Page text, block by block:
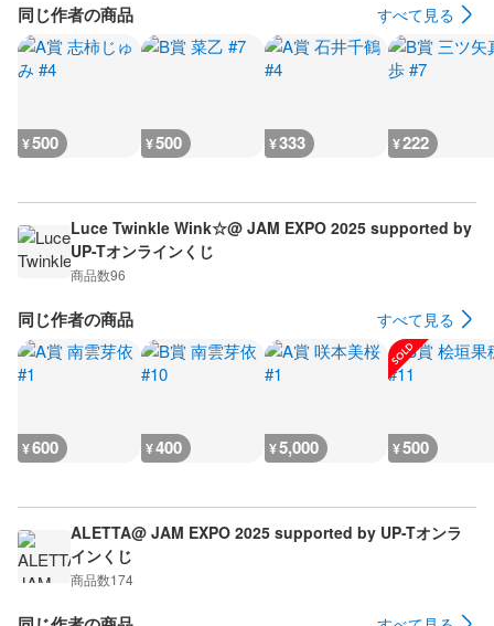
同じ作者の商品 すべて見る
¥500 ¥500 ¥333 ¥222
Luce Twinkle Wink☆@ JAM EXPO 2025 supported by
UP-Tオンラインくじ
商品数96
同じ作者の商品 すべて見る
¥600 ¥400 ¥5,000 ¥500
ALETTA@ JAM EXPO 2025 supported by UP-Tオンラ
インくじ
商品数174